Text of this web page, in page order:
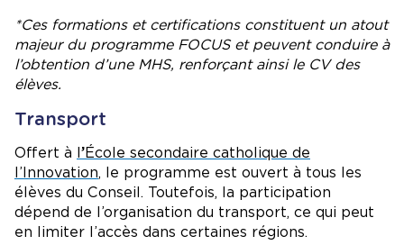
*Ces formations et certifications constituent un atout
majeur du programme FOCUS et peuvent conduire à
l’obtention d’une MHS, renforçant ainsi le CV des
élèves.
Transport
Offert à l’École secondaire catholique de
l’Innovation, le programme est ouvert à tous les
élèves du Conseil. Toutefois, la participation
dépend de l’organisation du transport, ce qui peut
en limiter l’accès dans certaines régions.